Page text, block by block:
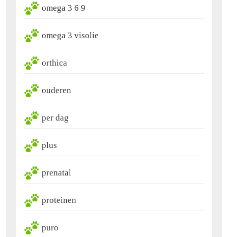
omega 3 6 9
omega 3 visolie
orthica
ouderen
per dag
plus
prenatal
proteinen
puro